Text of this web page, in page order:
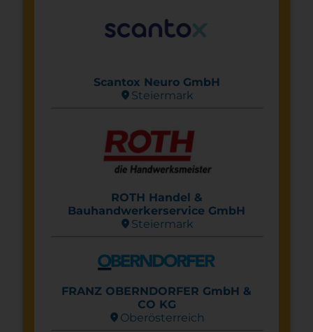
Scantox Neuro GmbH
location_on Steier­mark
ROTH Handel &
Bauhandwerkerservice GmbH
location_on Steier­mark
FRANZ OBERNDORFER GmbH &
CO KG
location_on Ober­österreich